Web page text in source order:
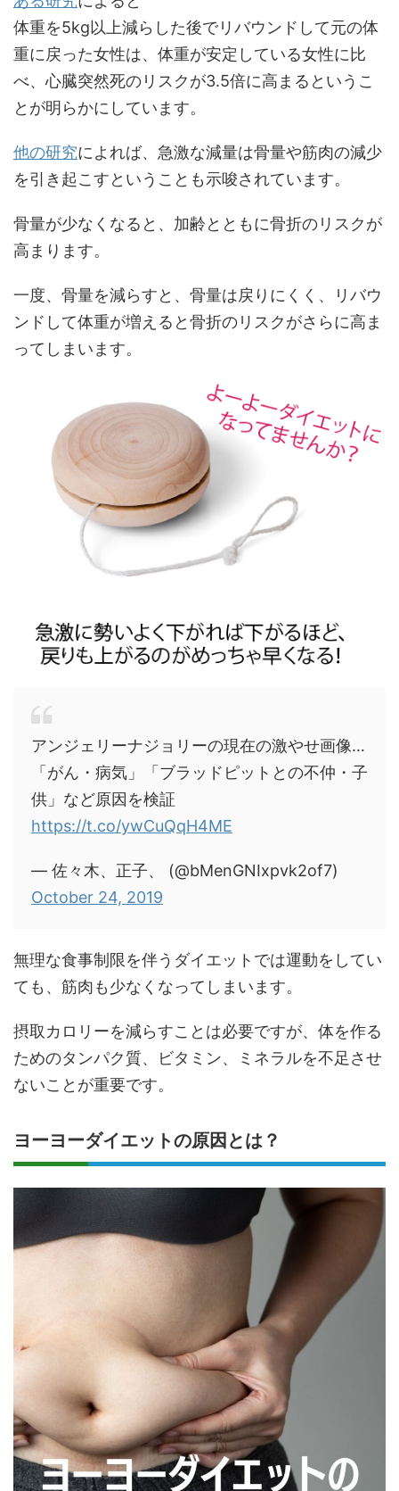
体重を5kg以上減らした後でリバウンドして元の体
重に戻った女性は、体重が安定している女性に比
べ、心臓突然死のリスクが3.5倍に高まるというこ
とが明らかにしています。
他の研究によれば、急激な減量は骨量や筋肉の減少
を引き起こすということも示唆されています。
骨量が少なくなると、加齢とともに骨折のリスクが
高まります。
一度、骨量を減らすと、骨量は戻りにくく、リバウ
ンドして体重が増えると骨折のリスクがさらに高ま
ってしまいます。
アンジェリーナジョリーの現在の激やせ画像…
「がん・病気」「ブラッドピットとの不仲・子
供」など原因を検証
https://t.co/ywCuQqH4ME
— 佐々木、正子、 (@bMenGNIxpvk2of7)
October 24, 2019
無理な食事制限を伴うダイエットでは運動をしてい
ても、筋肉も少なくなってしまいます。
摂取カロリーを減らすことは必要ですが、体を作る
ためのタンパク質、ビタミン、ミネラルを不足させ
ないことが重要です。
ヨーヨーダイエットの原因とは？